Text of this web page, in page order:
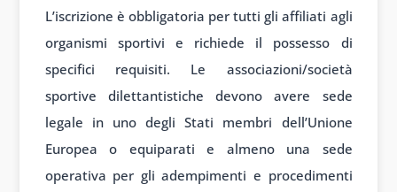
L’iscrizione è obbligatoria per tutti gli affiliati agli
organismi sportivi e richiede il possesso di
specifici requisiti. Le associazioni/società
sportive dilettantistiche devono avere sede
legale in uno degli Stati membri dell’Unione
Europea o equiparati e almeno una sede
operativa per gli adempimenti e procedimenti